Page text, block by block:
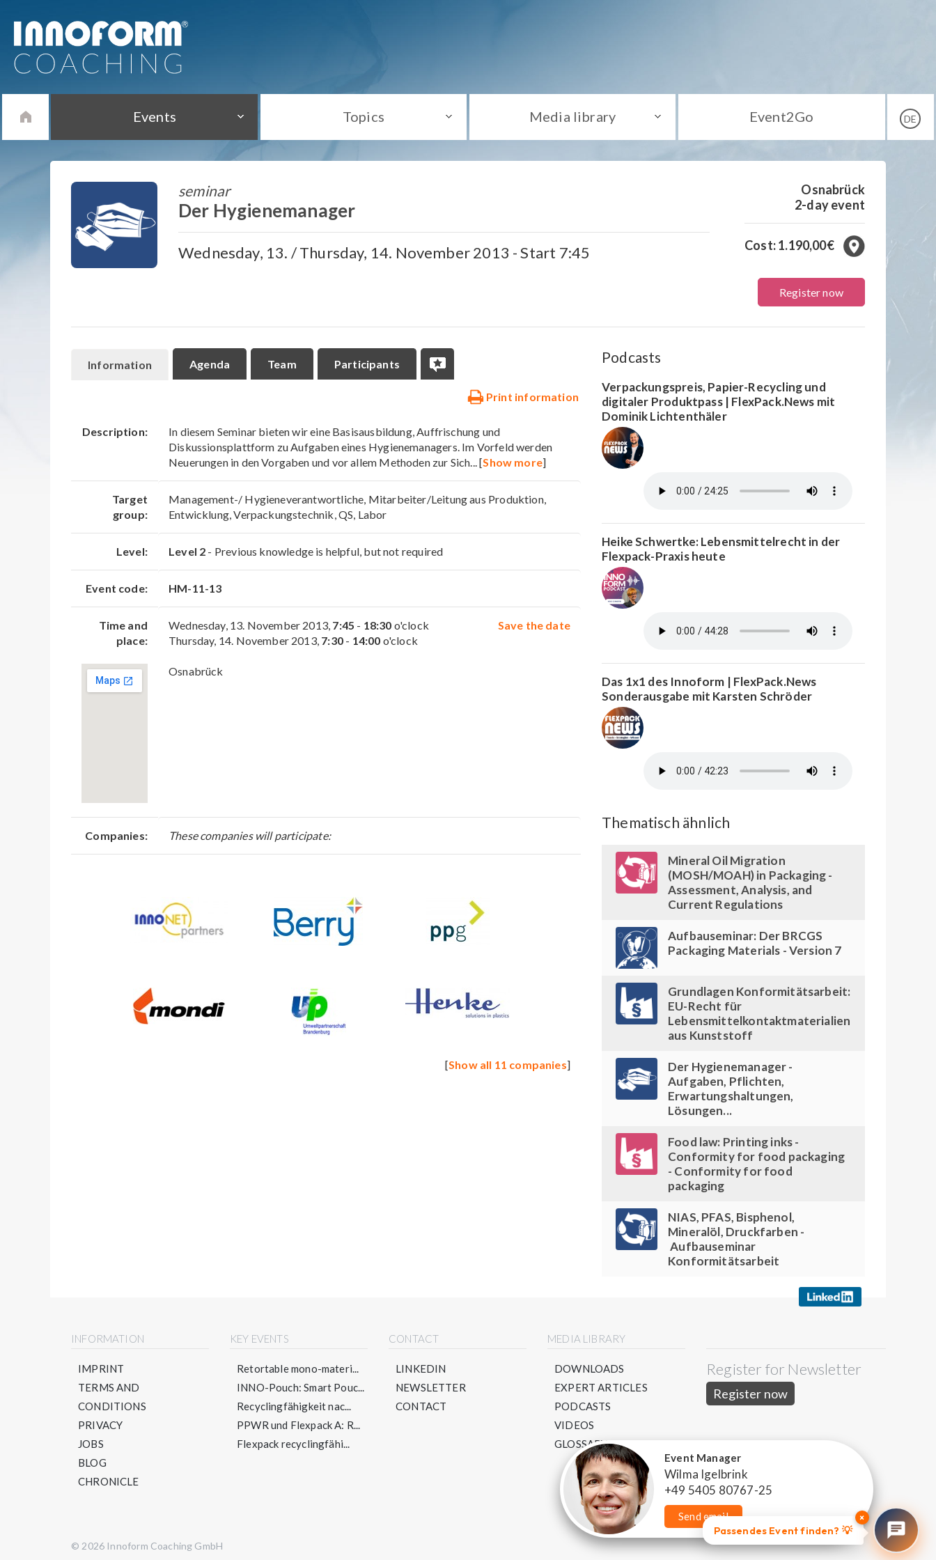
Events Topics Media library Event2Go DE
seminar
Der Hygienemanager
Wednesday, 13. / Thursday, 14. November 2013 - Start 7:45
Osnabrück
2-day event
Cost: 1.190,00€
Register now
Information Agenda Team Participants
Print information
Description:
In diesem Seminar bieten wir eine Basisausbildung, Auffrischung und
Diskussionsplattform zu Aufgaben eines Hygienemanagers. Im Vorfeld werden
Neuerungen in den Vorgaben und vor allem Methoden zur Sich... [Show more]
Target
group:
Management-/ Hygieneverantwortliche, Mitarbeiter/Leitung aus Produktion,
Entwicklung, Verpackungstechnik, QS, Labor
Level: Level 2 - Previous knowledge is helpful, but not required
Event code: HM-11-13
Time and
place:
Save the date
Wednesday, 13. November 2013, 7:45 - 18:30 o'clock
Thursday, 14. November 2013, 7:30- 14:00 o'clock
Osnabrück
Companies: These companies will participate:
[Show all 11 companies]
Event Manager
Wilma Igelbrink
+49 5405 80767-25
Send email
Podcasts
Verpackungspreis, Papier-Recycling und
digitaler Produktpass | FlexPack.News mit
Dominik Lichtenthäler
Heike Schwertke: Lebensmittelrecht in der
Flexpack-Praxis heute
Das 1x1 des Innoform | FlexPack.News
Sonderausgabe mit Karsten Schröder
Thematisch ähnlich
Mineral Oil Migration
(MOSH/MOAH) in Packaging -
Assessment, Analysis, and
Current Regulations
Aufbauseminar: Der BRCGS
Packaging Materials - Version 7
Grundlagen Konformitätsarbeit:
EU-Recht für
Lebensmittelkontaktmaterialien
aus Kunststoff
Der Hygienemanager -
Aufgaben, Pflichten,
Erwartungshaltungen,
Lösungen...
Food law: Printing inks -
Conformity for food packaging
- Conformity for food
packaging
NIAS, PFAS, Bisphenol,
Mineralöl, Druckfarben -
Aufbauseminar
Konformitätsarbeit
INFORMATION
IMPRINT
TERMS AND
CONDITIONS
PRIVACY
JOBS
BLOG
CHRONICLE
KEY EVENTS
Retortable mono-materi...
INNO-Pouch: Smart Pouc...
Recyclingfähigkeit nac...
PPWR und Flexpack A: R...
Flexpack recyclingfähi...
CONTACT
LINKEDIN
NEWSLETTER
CONTACT
MEDIA LIBRARY
DOWNLOADS
EXPERT ARTICLES
PODCASTS
VIDEOS
GLOSSARY
Register for Newsletter
Register now
© 2026 Innoform Coaching GmbH
×
Passendes Event finden? 💡